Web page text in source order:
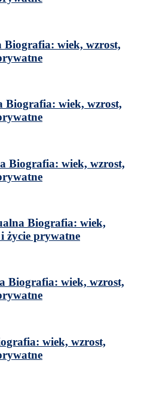
wiek, wzrost,
wiek, wzrost,
Biografia: wiek, wzrost,
Biografia: wiek,
życie prywatne
Biografia: wiek, wzrost,
wiek, wzrost,